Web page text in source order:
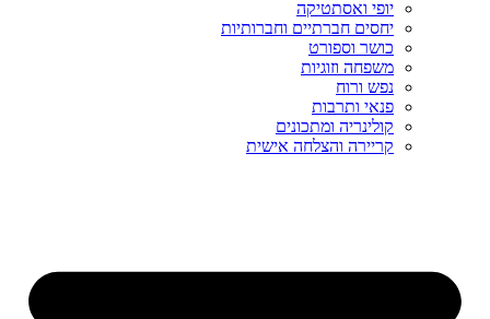
יופי ואסתטיקה
יחסים חברתיים וחברותיות
כושר וספורט
משפחה וזוגיות
נפש ורוח
פנאי ותרבות
קולינריה ומתכונים
קריירה והצלחה אישית